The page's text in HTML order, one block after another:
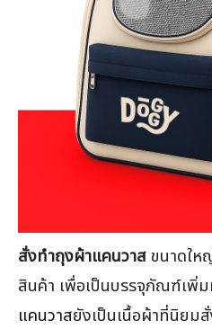
สั่งทำถุงผ้าแคนวาสขนาดให
สินค้า เพื่อเป็นบรรจุภัณฑ์เพิ่
แคนวาสยังเป็นเนื้อผ้าที่นิยมสั่